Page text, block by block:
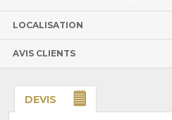
LOCALISATION
AVIS CLIENTS
DEVIS